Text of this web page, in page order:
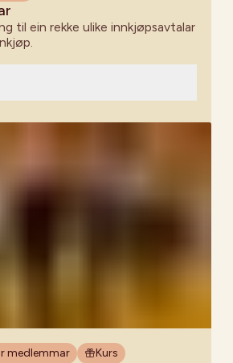
til ein rekke ulike innkjøpsavtalar
medlemmar Kurs